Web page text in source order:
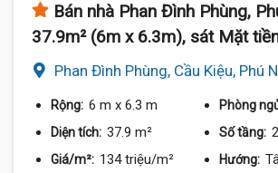
Bán nhà Phan Đình Phùng,
37.9m² (6m x 6.3m), sát Mặt
Phan Đình Phùng, Cầu Kiệu, Phú
Rộng: 6 m x 6.3 m Phòng
Diện tích: 37.9 m² Số tầng:
Giá/m²: 134 triệu/m² Hướng: